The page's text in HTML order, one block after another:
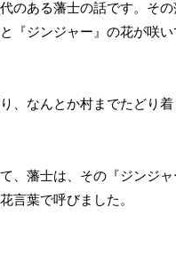
のある藩士の話です。そ
『ジンジャー』の花が咲い
、なんとか村までたどり着
、藩士は、その『ジンジ
言葉で呼びました。